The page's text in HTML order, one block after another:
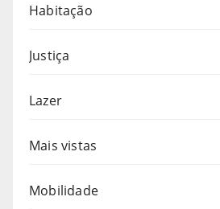
Habitação
Justiça
Lazer
Mais vistas
Mobilidade